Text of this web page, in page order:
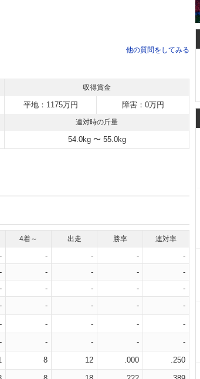
他の質問をしてみる
収得賞金
平地：1175万円 障害：0万円
連対時の斤量
54.0kg 〜 55.0kg
4着～ 出走 勝率 連対率
- - - -
-
- - - -
-
- - - -
-
- - - - -
- - - - -
- - - - -
8 12 .000 .250